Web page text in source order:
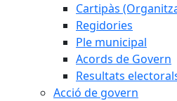
Cartipàs
Regidories
Ple municipal
Acords de Govern
Resultats
Acció de govern